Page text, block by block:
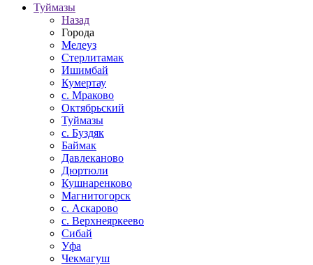
Туймазы
Назад
Города
Мелеуз
Стерлитамак
Ишимбай
Кумертау
c. Мраково
Октябрьский
Туймазы
c. Буздяк
Баймак
Давлеканово
Дюртюли
Кушнаренково
Магнитогорск
с. Аскарово
с. Верхнеяркеево
Сибай
Уфа
Чекмагуш